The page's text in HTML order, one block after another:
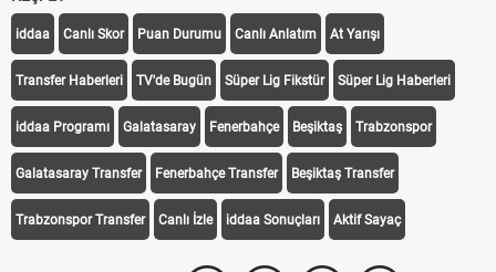
iddaa Canlı Skor Puan Durumu Canlı Anlatım At Yarışı
Transfer Haberleri TV'de Bugün Süper Lig Fikstür Süper Lig Haberleri
iddaa Programı Galatasaray Fenerbahçe Beşiktaş Trabzonspor
Galatasaray Transfer Fenerbahçe Transfer Beşiktaş Transfer
Trabzonspor Transfer Canlı İzle iddaa Sonuçları Aktif Sayaç